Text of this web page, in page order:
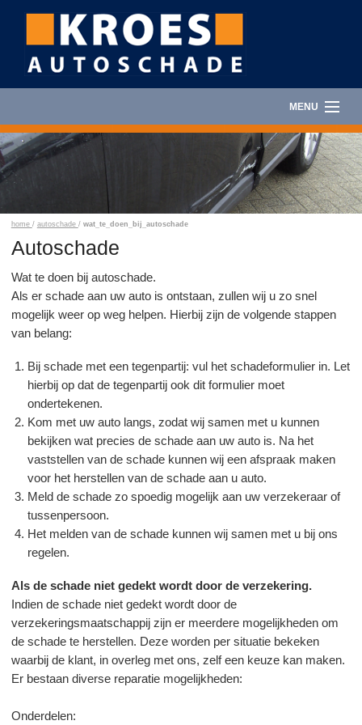
MENU
HOME
AUTOSCHADE
AUTORUITSCHADE
AUTOVERHUUR
FOTOALBUM
CONTACT
home / autoschade / wat_te_doen_bij_autoschade
Autoschade
Wat te doen bij autoschade.
Als er schade aan uw auto is ontstaan, zullen wij u zo snel
mogelijk weer op weg helpen. Hierbij zijn de volgende stappen
van belang:
Bij schade met een tegenpartij: vul het schadeformulier in. Let
hierbij op dat de tegenpartij ook dit formulier moet
ondertekenen.
Kom met uw auto langs, zodat wij samen met u kunnen
bekijken wat precies de schade aan uw auto is. Na het
vaststellen van de schade kunnen wij een afspraak maken
voor het herstellen van de schade aan u auto.
Meld de schade zo spoedig mogelijk aan uw verzekeraar of
tussenpersoon.
Het melden van de schade kunnen wij samen met u bij ons
regelen.
Als de schade niet gedekt wordt door de verzekering.
Indien de schade niet gedekt wordt door de
verzekeringsmaatschappij zijn er meerdere mogelijkheden om
de schade te herstellen. Deze worden per situatie bekeken
waarbij de klant, in overleg met ons, zelf een keuze kan maken.
Er bestaan diverse reparatie mogelijkheden:
Onderdelen: